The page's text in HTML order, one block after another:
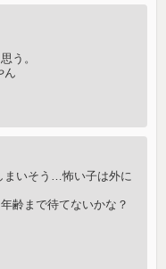
う。
ん
まいそう…怖い子は外に
齢まで待てないかな？